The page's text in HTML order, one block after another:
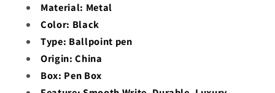
Material: Metal
Color: Black
Type: Ballpoint pen
Origin: China
Box: Pen Box